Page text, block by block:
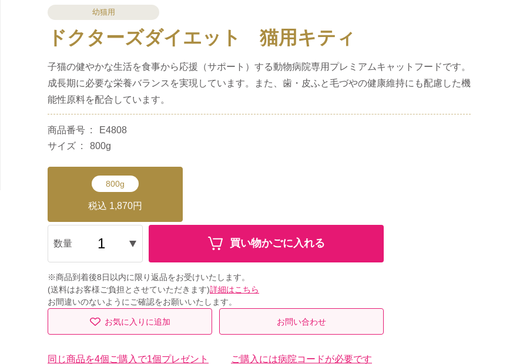
幼猫用
ドクターズダイエット 猫用キティ
子猫の健やかな生活を食事から応援（サポート）する動物病院専用プレミアムキャットフードです。
成長期に必要な栄養バランスを実現しています。また、歯・皮ふと毛づやの健康維持にも配慮した機
能性原料を配合しています。
商品番号
E4808
サイズ
800g
800g
税込 1,870円
数量 買い物かごに入れる
※商品到着後8日以内に限り返品をお受けいたします。
(送料はお客様ご負担とさせていただきます)詳細はこちら
お間違いのないようにご確認をお願いいたします。
お気に入りに追加 お問い合わせ
同じ商品を4個ご購入で1個プレゼント ご購入には病院コードが必要です